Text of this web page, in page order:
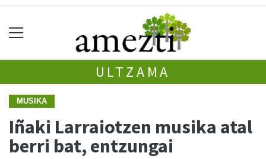
ULTZAMA
MUSIKA
Iñaki Larraiotzen musika atal
berri bat, entzungai